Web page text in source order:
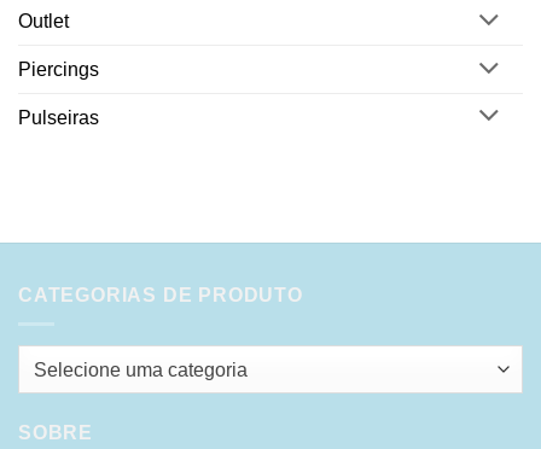
Outlet
Piercings
Pulseiras
CATEGORIAS DE PRODUTO
Selecione uma categoria
SOBRE